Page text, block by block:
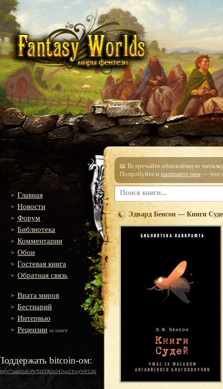
Главная
Новости
Форум
Библиотека
Комментарии
Обои
Гостевая книга
Обратная связь
Врата миров
Бестиарий
Интервью
Рецензии на книги
bitcoin-ом:
📖 Встречайте обновлённую
Попробуйте и напишите нам — что
Эдвард Бенсон — Книги